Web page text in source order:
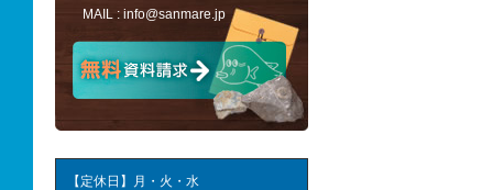
MAIL : info@sanmare.jp
【定休日】月・火・水